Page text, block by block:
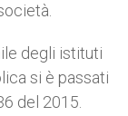
degli istituti
si è passati
del 2015.